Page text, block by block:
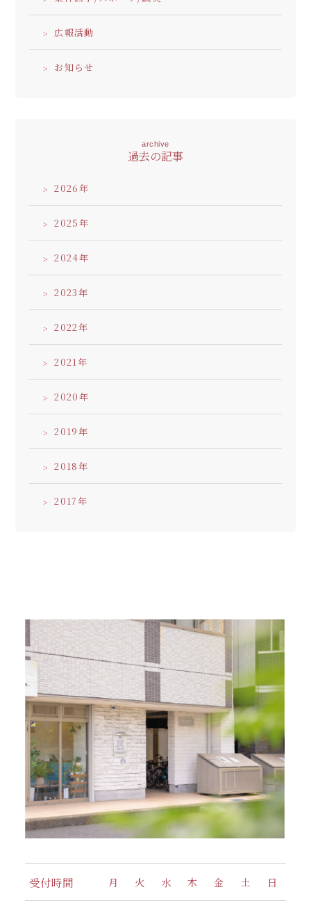
広報活動
お知らせ
archive
過去の記事
2026
2025
2024
2023
2022
2021
2020
2019
2018
2017
受付時間 月 火 水 木 金 土 日